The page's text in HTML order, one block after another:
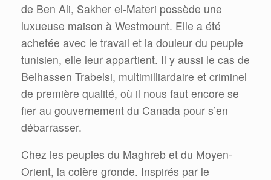
de Ben Ali, Sakher el-Materi possède une
luxueuse maison à Westmount. Elle a été
achetée avec le travail et la douleur du peuple
tunisien, elle leur appartient. Il y aussi le cas de
Belhassen Trabelsi, multimilliardaire et criminel
de première qualité, où il nous faut encore se
fier au gouvernement du Canada pour s’en
débarrasser.
Chez les peuples du Maghreb et du Moyen-
Orient, la colère gronde. Inspirés par le